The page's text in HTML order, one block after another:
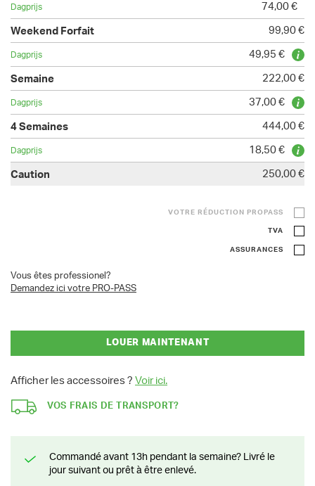
74,00 €
99,90 €
49,95 €
222,00 €
37,00 €
444,00 €
18,50 €
250,00 €
VOTRE RÉDUCTION PROPASS
TVA
ASSURANCES
Vous êtes professionel?
Demandez ici votre PRO-PASS
LOUER MAINTENANT
Afficher les accessoires ? Voir ici.
VOS FRAIS DE TRANSPORT?
Commandé avant 13h pendant la semaine? Livré le
jour suivant ou prêt à être enlevé.